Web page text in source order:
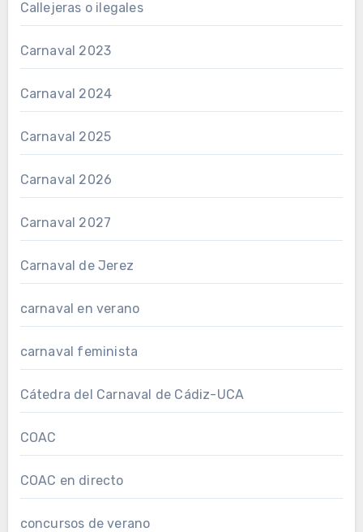
Callejeras o ilegales
Carnaval 2023
Carnaval 2024
Carnaval 2025
Carnaval 2026
Carnaval 2027
Carnaval de Jerez
carnaval en verano
carnaval feminista
Cátedra del Carnaval de Cádiz-UCA
COAC
COAC en directo
concursos de verano